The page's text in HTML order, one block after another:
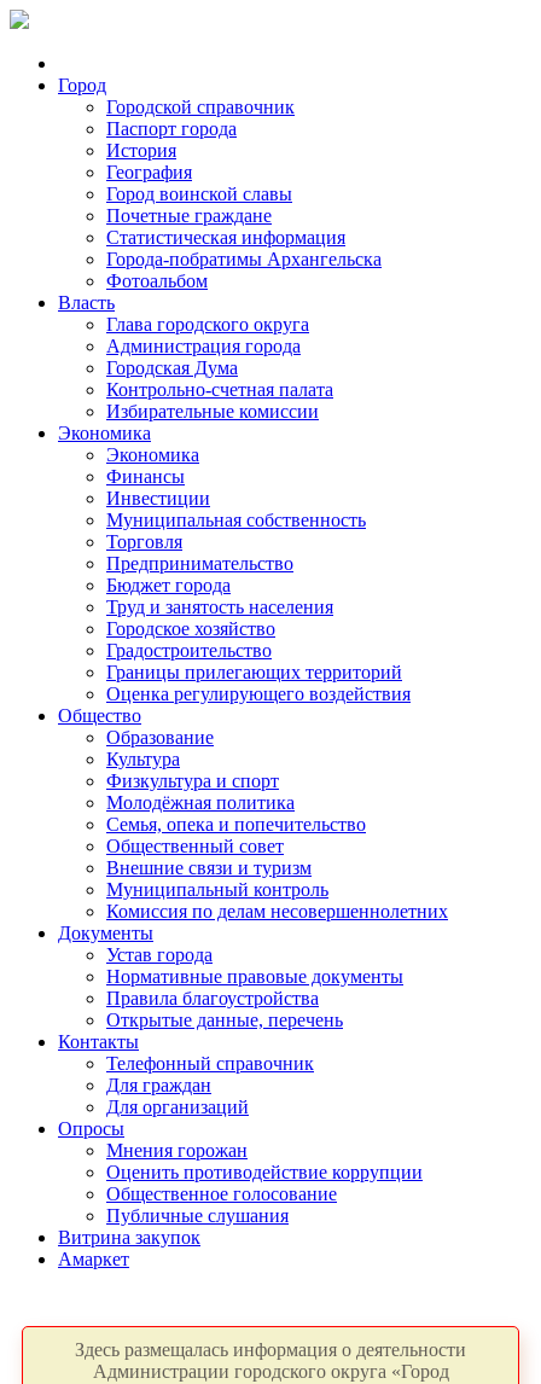
Город
Городской справочник
Паспорт города
История
География
Город воинской славы
Почетные граждане
Статистическая информация
Города-побратимы Архангельска
Фотоальбом
Власть
Глава городского округа
Администрация города
Городская Дума
Контрольно-счетная палата
Избирательные комиссии
Экономика
Экономика
Финансы
Инвестиции
Муниципальная собственность
Торговля
Предпринимательство
Бюджет города
Труд и занятость населения
Городское хозяйство
Градостроительство
Границы прилегающих территорий
Оценка регулирующего воздействия
Общество
Образование
Культура
Физкультура и спорт
Молодёжная политика
Семья, опека и попечительство
Общественный совет
Внешние связи и туризм
Муниципальный контроль
Комиссия по делам несовершеннолетних
Документы
Устав города
Нормативные правовые документы
Правила благоустройства
Открытые данные, перечень
Контакты
Телефонный справочник
Для граждан
Для организаций
Опросы
Мнения горожан
Оценить противодействие коррупции
Общественное голосование
Публичные слушания
Витрина закупок
Амаркет
Здесь размещалась информация о деятельности
Администрации городского округа «Город